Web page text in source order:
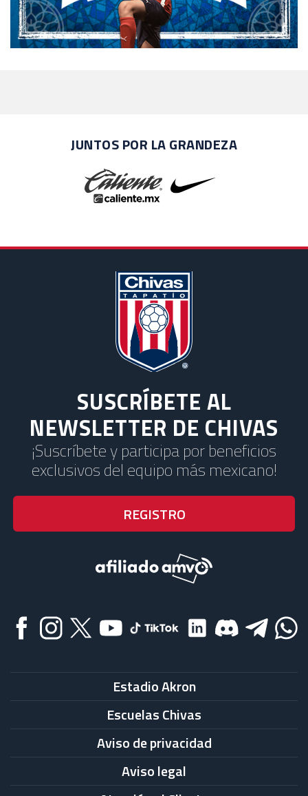
JUNTOS POR LA GRANDEZA
SUSCRÍBETE AL
NEWSLETTER DE CHIVAS
¡Suscríbete y participa por beneficios
exclusivos del equipo más mexicano!
Estadio Akron
Escuelas Chivas
Aviso de privacidad
Aviso legal